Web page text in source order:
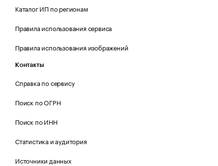
Каталог ИП по регионам
Правила использования сервиса
Правила использования изображений
Контакты
Справка по сервису
Поиск по ОГРН
Поиск по ИНН
Статистика и аудитория
Источники данных